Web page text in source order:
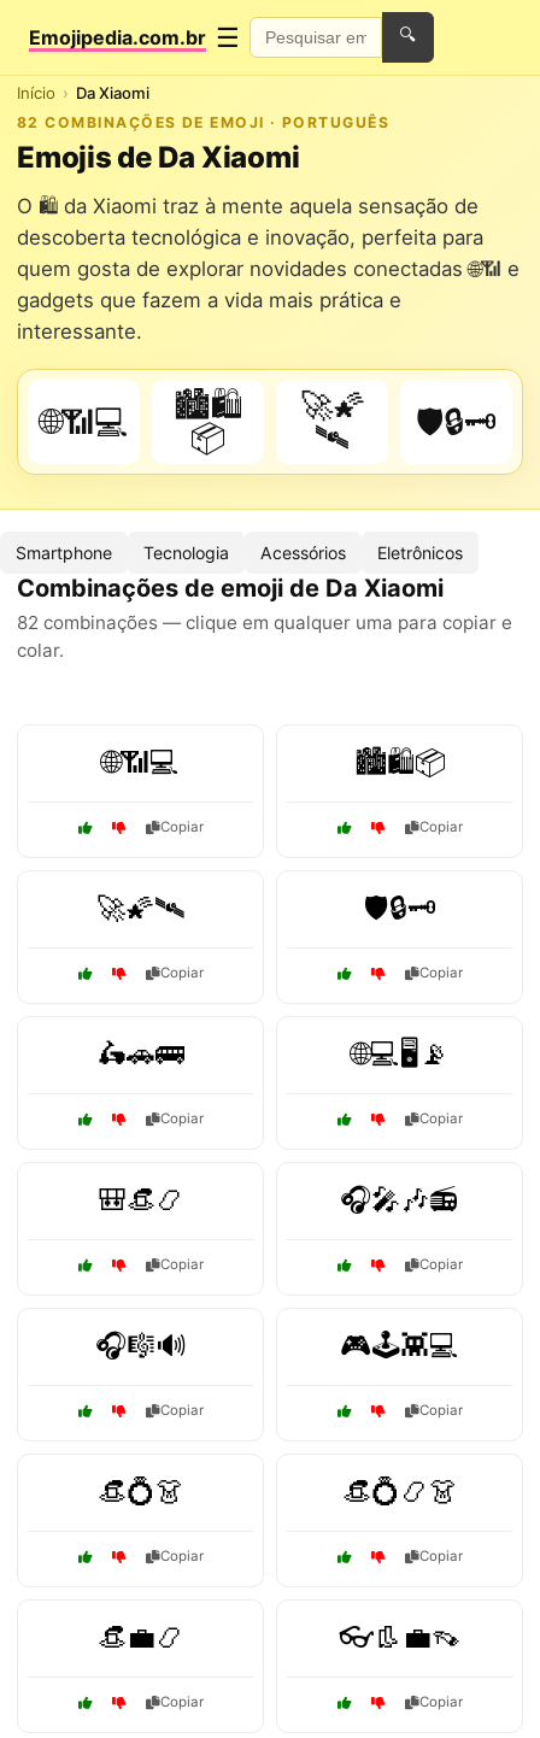
Emojipedia.com.br ☰ 🔍
Início Da Xiaomi
82 COMBINAÇÕES DE EMOJI · PORTUGUÊS
Emojis de Da Xiaomi
O 🛍️ da Xiaomi traz à mente aquela sensação de
descoberta tecnológica e inovação, perfeita para
quem gosta de explorar novidades conectadas 🌐📶 e
gadgets que fazem a vida mais prática e
interessante.
🌐📶💻
🏙️🛍️
📦
🚀🌠
🛰
🛡️🔒🗝️
Smartphone Tecnologia Acessórios Eletrônicos
Combinações de emoji de Da Xiaomi
82 combinações — clique em qualquer uma para copiar e
colar.
🌐📶💻
Copiar
🏙️🛍️📦
Copiar
🚀🌠🛰
Copiar
🛡️🔒🗝️
Copiar
🛵🚗🚌
Copiar
🌐💻🖥️📡
Copiar
🎒👒📿
Copiar
🎧🎤🎶📻
Copiar
🎧🎼🔊
Copiar
🎮🕹️👾💻
Copiar
👒💍👗
Copiar
👒💍📿👗
Copiar
👒💼📿
Copiar
👓👢💼👡
Copiar